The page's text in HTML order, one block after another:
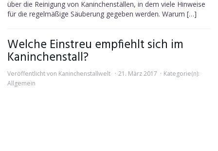
über die Reinigung von Kaninchenställen, in dem viele Hinweise
für die regelmäßige Säuberung gegeben werden. Warum […]
Welche Einstreu empfiehlt sich im
Kaninchenstall?
Veröffentlicht von Kaninchenstallwelt 21. März 2017
Kategorie(n):
Allgemein